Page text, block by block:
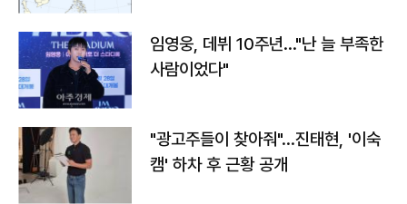
임영웅, 데뷔 10주년…"난 늘 부족한
사람이었다"
"광고주들이 찾아줘"…진태현, '이숙
캠' 하차 후 근황 공개